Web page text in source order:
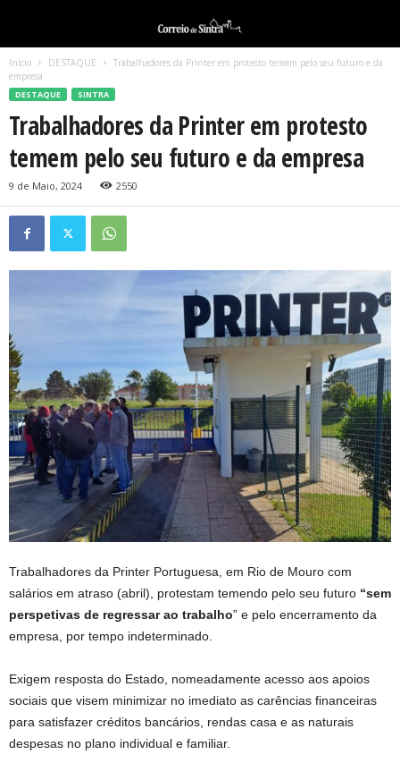
Início DESTAQUE
Trabalhadores da Printer em protesto temem pelo seu futuro e da
empresa
DESTAQUE SINTRA
Trabalhadores da Printer em protesto
temem pelo seu futuro e da empresa
9 de Maio, 2024 2550
Trabalhadores da Printer Portuguesa, em Rio de Mouro com
salários em atraso (abril), protestam temendo pelo seu futuro “sem
perspetivas de regressar ao trabalho” e pelo encerramento da
empresa, por tempo indeterminado.
Exigem resposta do Estado, nomeadamente acesso aos apoios
sociais que visem minimizar no imediato as carências financeiras
para satisfazer créditos bancários, rendas casa e as naturais
despesas no plano individual e familiar.